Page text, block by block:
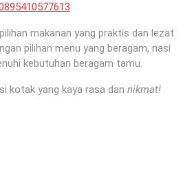
makanan yang praktis dan lezat
pilihan menu yang beragam, nasi
kebutuhan beragam tamu.
kotak yang kaya rasa dan nikmat!